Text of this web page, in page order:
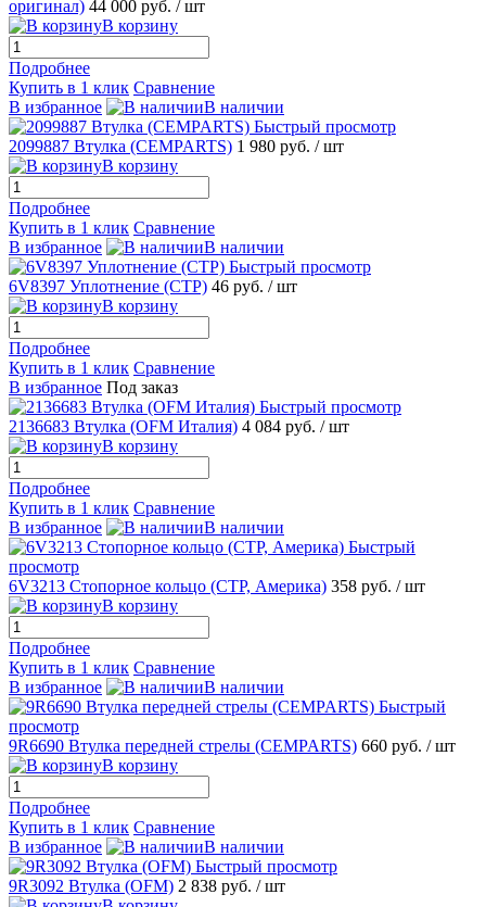
оригинал) 44 000 руб. / шт
В корзину
Подробнее
Купить в 1 клик Сравнение
В избранное
В наличии
Быстрый просмотр
2099887 Втулка (CEMPARTS) 1 980 руб. / шт
В корзину
Подробнее
Купить в 1 клик Сравнение
В избранное
В наличии
Быстрый просмотр
6V8397 Уплотнение (CTP) 46 руб. / шт
В корзину
Подробнее
Купить в 1 клик Сравнение
В избранное Под заказ
Быстрый просмотр
2136683 Втулка (OFM Италия) 4 084 руб. / шт
В корзину
Подробнее
Купить в 1 клик Сравнение
В избранное
В наличии
Быстрый
просмотр
6V3213 Стопорное кольцо (CTP, Америка) 358 руб. / шт
В корзину
Подробнее
Купить в 1 клик Сравнение
В избранное
В наличии
Быстрый
просмотр
9R6690 Втулка передней стрелы (CEMPARTS) 660 руб. / шт
В корзину
Подробнее
Купить в 1 клик Сравнение
В избранное
В наличии
Быстрый просмотр
9R3092 Втулка (OFM) 2 838 руб. / шт